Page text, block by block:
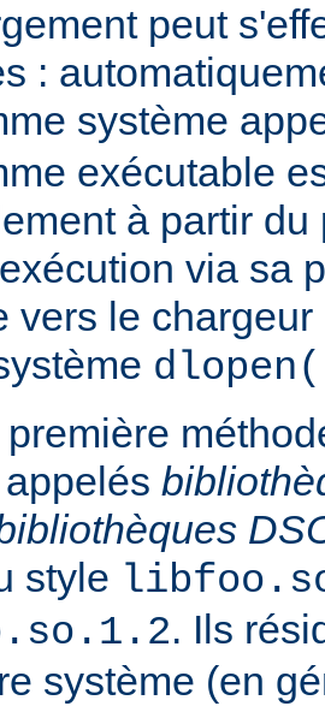
peut
:
système
exécutable
à partir du
via sa
vers le
style
. Ils
système (en